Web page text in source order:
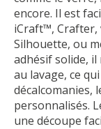
encore. Il est
iCraft™, Crafter,
Silhouette, ou
adhésif solide,
au lavage, ce
décalcomanies,
personnalisés.
une découpe